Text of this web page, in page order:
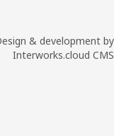
& development by
Interworks.cloud CMS